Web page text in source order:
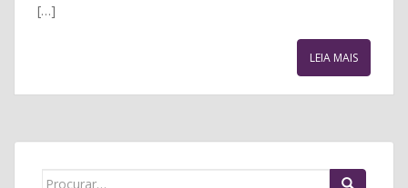
[…]
LEIA MAIS
Search